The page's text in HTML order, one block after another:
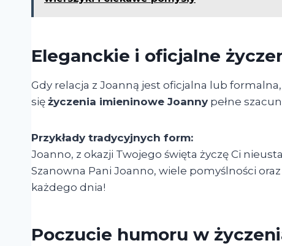
Eleganckie i oficjalne
Gdy relacja z Joanną jest oficjalna lub
się życzenia imieninowe Joanny pełne
Przykłady tradycyjnych form:
Joanno, z okazji Twojego święta życzę Ci
Szanowna Pani Joanno, wiele pomyślności
każdego dnia!
Poczucie humoru w